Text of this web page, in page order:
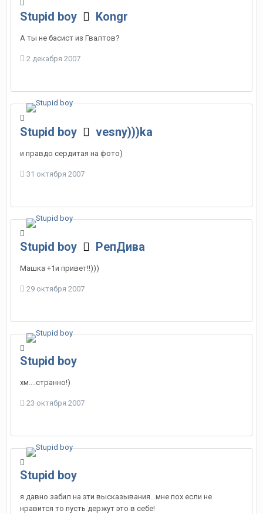
Stupid boy Kongr
А ты не басист из Гвалтов?
2 декабря 2007
Stupid boy vesny)))ka
и правдо сердитая на фото)
31 октября 2007
Stupid boy РепДива
Машка +1и привет!!)))
29 октября 2007
Stupid boy
хм....странно!)
23 октября 2007
Stupid boy
я давно забил на эти высказывания...мне пох если не
нравится то пусть держут это в себе!